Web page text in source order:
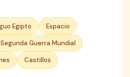
Egipto Espacio
Segunda Guerra Mundial
Castillos